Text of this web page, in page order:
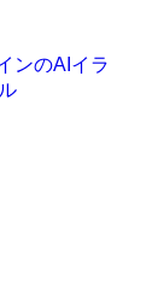
ンのAIイラ